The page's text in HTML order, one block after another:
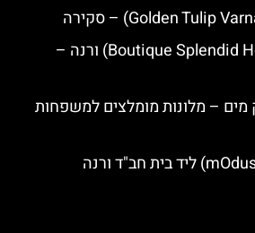
מלון ספלנדיד (Boutique Splendid Hotel) ורנה –
מים – מלונות מומלצים למשפחות